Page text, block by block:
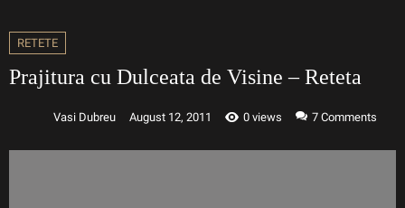
RETETE
Prajitura cu Dulceata de Visine – Reteta
Vasi Dubreu August 12, 2011 0 views 7 Comments